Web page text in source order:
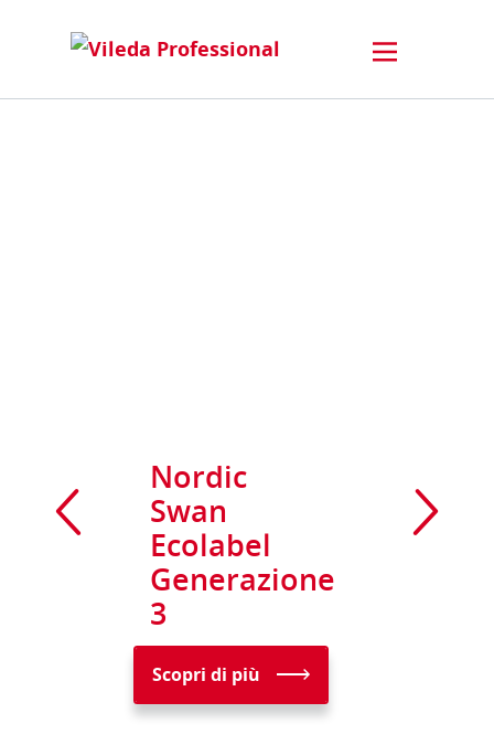
Nordic
Swan
Ecolabel
Generazione
3
Scopri di più